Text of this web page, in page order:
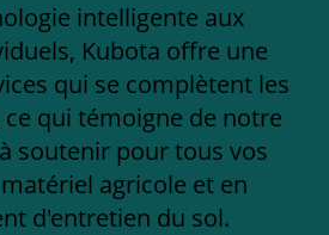
intelligente aux
Kubota offre une
qui se complètent les
qui témoigne de notre
soutenir pour tous vos
agricole et en
d'entretien du sol.